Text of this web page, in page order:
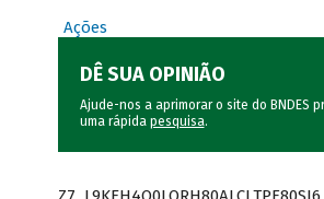
Ações
DÊ SUA OPINIÃO
Ajude-nos a aprimorar o site do BNDES
uma rápida pesquisa.